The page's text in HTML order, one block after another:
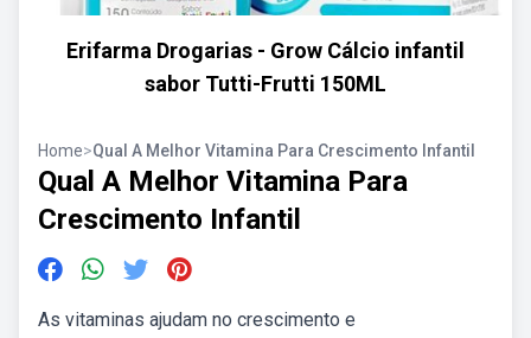
Erifarma Drogarias - Grow Cálcio infantil
sabor Tutti-Frutti 150ML
Home>Qual A Melhor Vitamina Para Crescimento Infantil
Qual A Melhor Vitamina Para
Crescimento Infantil
As vitaminas ajudam no crescimento e